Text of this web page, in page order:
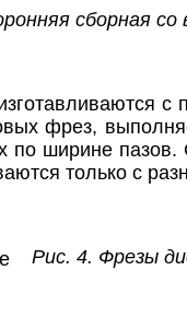
сборная
с
фрез,
по ширине
только с
Рис. 4. Фрезы